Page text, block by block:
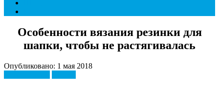
Особенности вязания резинки для
шапки, чтобы не растягивалась
Опубликовано: 1 мая 2018